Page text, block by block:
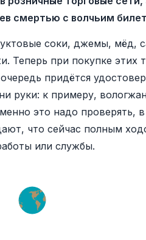
смертью с волчьим
соки, джемы, мёд,
Теперь при покупке этих
придётся
руки: к примеру,
это надо проверять,
что сейчас полным
или службы.